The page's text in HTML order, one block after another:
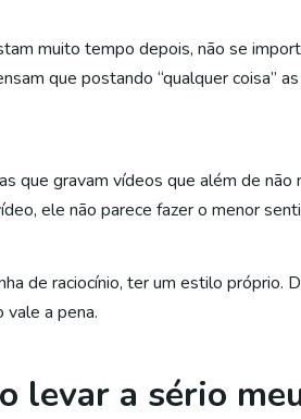
muito tempo depois, não se
que postando “qualquer coisa”
que gravam vídeos que além de
ele não parece fazer o menor
de raciocínio, ter um estilo
a pena.
levar a sério